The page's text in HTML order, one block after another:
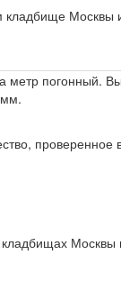
Москвы
метр погонный.
проверенное
кладбищах